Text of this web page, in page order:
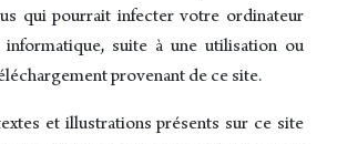
qui pourrait infecter votre ordinateur
suite à une utilisation ou
provenant de ce site.
et illustrations présents sur ce site